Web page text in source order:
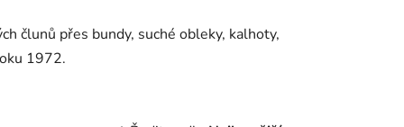
člunů přes bundy, suché obleky, kalhoty,
1972.